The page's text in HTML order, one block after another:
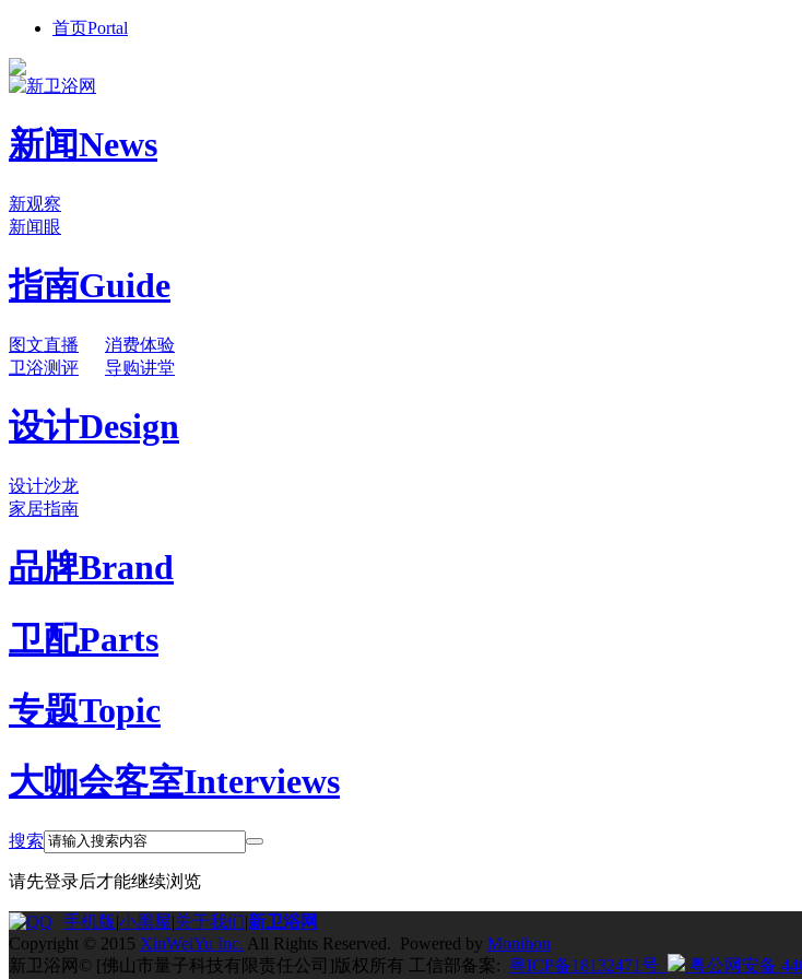
首页Portal
新闻News
新观察
新闻眼
指南Guide
图文直播
消费体验
卫浴测评
导购讲堂
设计Design
设计沙龙
家居指南
品牌Brand
卫配Parts
专题Topic
大咖会客室Interviews
搜索
请先登录后才能继续浏览
手机版|小黑屋|关于我们|新卫浴网
Copyright © 2015 XinWeiYu Inc. All Rights Reserved. Powered by Monihon
新卫浴网© [佛山市量子科技有限责任公司]版权所有 工信部备案: 粤ICP备18132471号
粤公网安备